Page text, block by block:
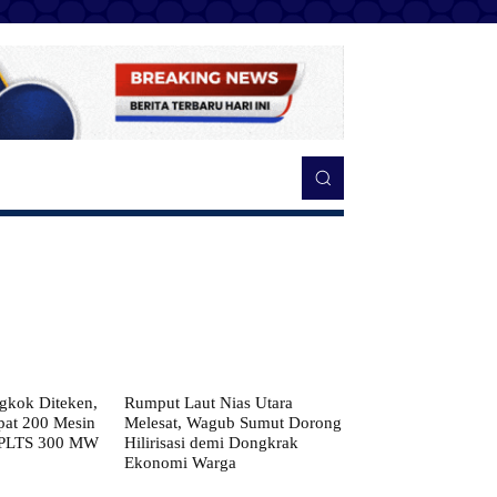
Diteken,
200 Mesin
300 MW
Rumput Laut Nias Utara
Melesat, Wagub Sumut Dorong
Hilirisasi demi Dongkrak
Ekonomi Warga